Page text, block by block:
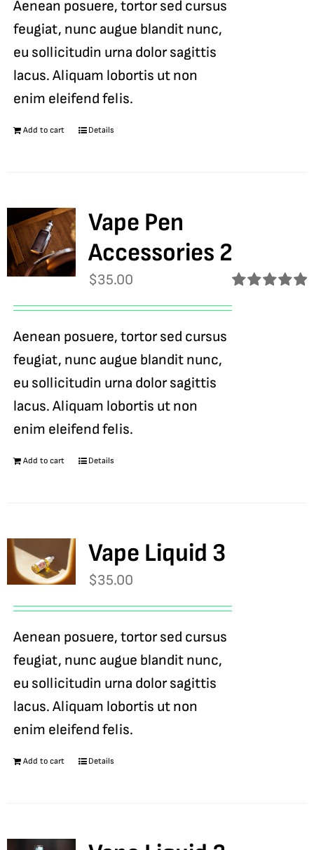
Aenean posuere, tortor sed cursus
feugiat, nunc augue blandit nunc,
eu sollicitudin urna dolor sagittis
lacus. Aliquam lobortis ut non
enim eleifend felis.
Add to cart Details
Vape Pen
Accessories 2
Rated
$35.00
Aenean posuere, tortor sed cursus
feugiat, nunc augue blandit nunc,
eu sollicitudin urna dolor sagittis
lacus. Aliquam lobortis ut non
enim eleifend felis.
Add to cart Details
Vape Liquid 3
$35.00
Aenean posuere, tortor sed cursus
feugiat, nunc augue blandit nunc,
eu sollicitudin urna dolor sagittis
lacus. Aliquam lobortis ut non
enim eleifend felis.
Add to cart Details